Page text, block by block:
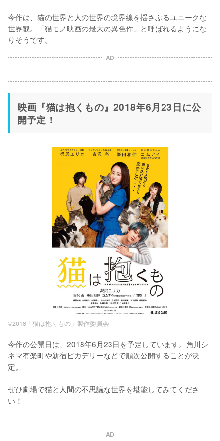
今作は、猫の世界と人の世界の境界線を揺さぶるユニークな
世界観。「猫モノ映画の最大の異色作」と呼ばれるようにな
りそうです。
AD
映画『猫は抱くもの』2018年6月23日に公
開予定！
©2018「猫は抱くもの」製作委員会
今作の公開日は、2018年6月23日を予定しています。角川シ
ネマ有楽町や新宿ピカデリーなどで順次公開することが決
定。
ぜひ劇場で猫と人間の不思議な世界を堪能してみてくださ
い！
AD